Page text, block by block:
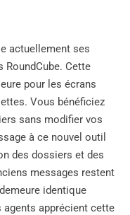
actuellement ses
RoundCube. Cette
pour les écrans
Vous bénéficiez
sans modifier vos
à ce nouvel outil
des dossiers et des
messages restent
identique
apprécient cette